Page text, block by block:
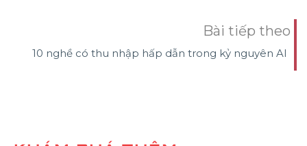
Bài tiếp theo
10 nghề có thu nhập hấp dẫn trong kỷ nguyên AI